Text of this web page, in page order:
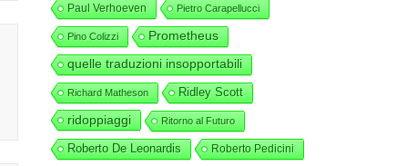
Paul Verhoeven Pietro Carapellucci
Pino Colizzi Prometheus
quelle traduzioni insopportabili
Richard Matheson Ridley Scott
ridoppiaggi Ritorno al Futuro
Roberto De Leonardis Roberto Pedicini